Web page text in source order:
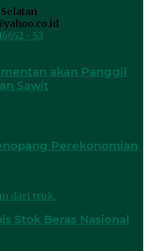
- 53
akan Panggil
Sawit
Perekonomian
Stok Beras Nasional